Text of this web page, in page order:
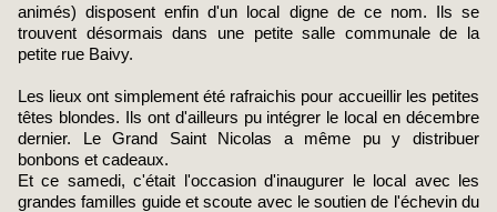
animés) disposent enfin d'un local digne de ce nom. Ils se
trouvent désormais dans une petite salle communale de la
petite rue Baivy.
Les lieux ont simplement été rafraichis pour accueillir les petites
têtes blondes. Ils ont d'ailleurs pu intégrer le local en décembre
dernier. Le Grand Saint Nicolas a même pu y distribuer
bonbons et cadeaux.
Et ce samedi, c'était l'occasion d'inaugurer le local avec les
grandes familles guide et scoute avec le soutien de l'échevin du